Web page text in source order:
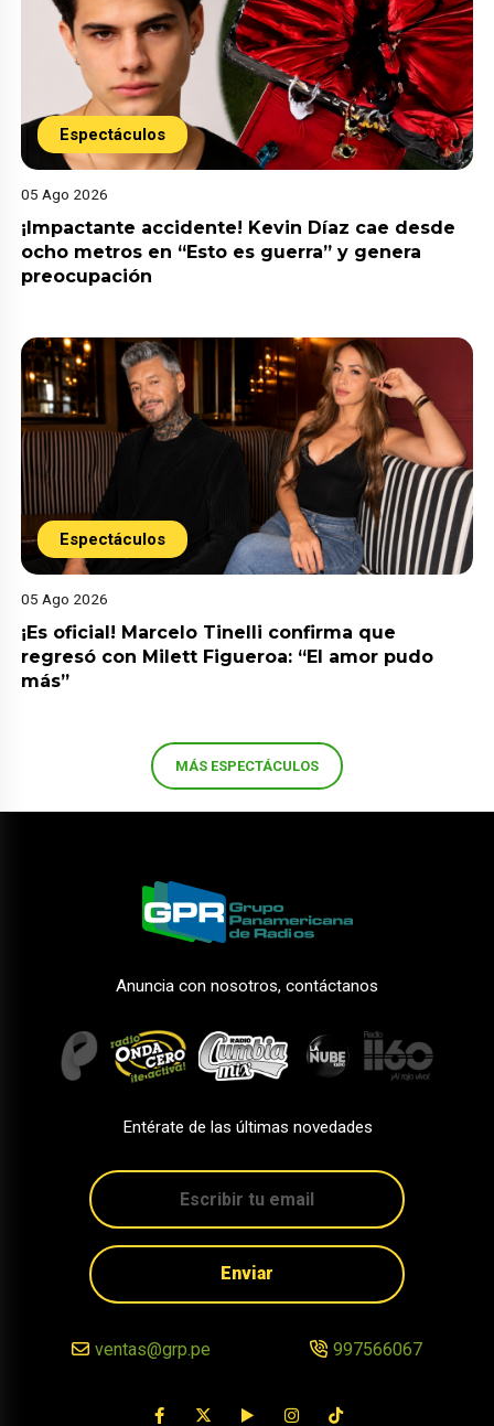
Espectáculos
05 Ago 2026
¡Impactante accidente! Kevin Díaz cae desde
ocho metros en “Esto es guerra” y genera
preocupación
Espectáculos
05 Ago 2026
¡Es oficial! Marcelo Tinelli confirma que
regresó con Milett Figueroa: “El amor pudo
más”
MÁS ESPECTÁCULOS
Anuncia con nosotros, contáctanos
Entérate de las últimas novedades
Enviar
ventas@grp.pe 997566067